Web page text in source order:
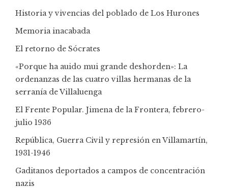
Historia y vivencias del poblado de Los Hurones
Memoria inacabada
El retorno de Sócrates
«Porque ha auido mui grande deshorden»: La
ordenanzas de las cuatro villas hermanas de la
serranía de Villaluenga
El Frente Popular. Jimena de la Frontera, febrero-
julio 1936
República, Guerra Civil y represión en Villamartín,
1931-1946
Gaditanos deportados a campos de concentración
nazis